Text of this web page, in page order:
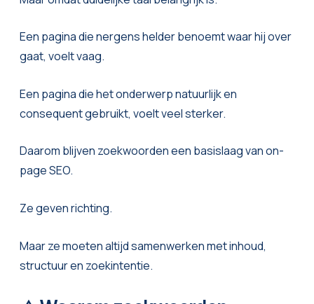
Een pagina die nergens helder benoemt waar hij over
gaat, voelt vaag.
Een pagina die het onderwerp natuurlijk en
consequent gebruikt, voelt veel sterker.
Daarom blijven zoekwoorden een basislaag van on-
page SEO.
Ze geven richting.
Maar ze moeten altijd samenwerken met inhoud,
structuur en zoekintentie.